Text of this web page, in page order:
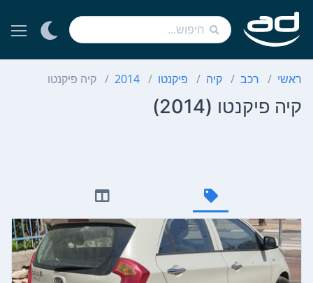
ראשי רכב קיה פיקנטו 2014 קיה פיקנטו
קיה פיקנטו (2014)